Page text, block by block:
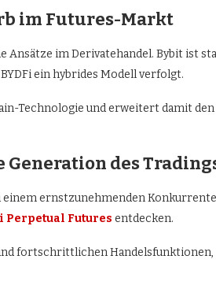
im Futures-Markt
Ansätze im Derivatehandel. Bybit ist
ein hybrides Modell verfolgt.
Technologie und erweitert damit den
Generation des
ernstzunehmenden
Perpetual Futures entdecken.
fortschrittlichen Handelsfunktionen,